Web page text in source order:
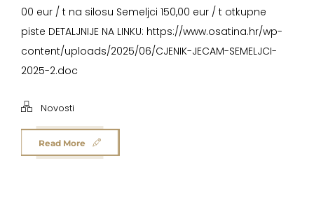
00 eur / t na silosu Semeljci 150,00 eur / t otkupne
piste DETALJNIJE NA LINKU: https://www.osatina.hr/wp-
content/uploads/2025/06/CJENIK-JECAM-SEMELJCI-
2025-2.doc
Novosti
Read More